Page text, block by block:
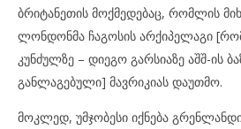
ბრიტანეთის მოქმედებაც, რომლის
ლონდონმა ჩაგოსის არქიპელაგი
კუნძულზე – დიეგო გარსიაზე აშშ-ის
განლაგებული] მავრიკიას დაუთმო.
მოკლედ, უმჯობესი იქნება